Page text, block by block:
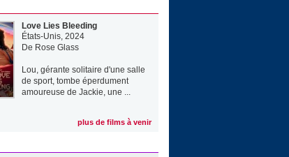
Love Lies Bleeding
États-Unis, 2024
De Rose Glass
Lou, gérante solitaire d'une salle
de sport, tombe éperdument
amoureuse de Jackie, une ...
plus de films à venir